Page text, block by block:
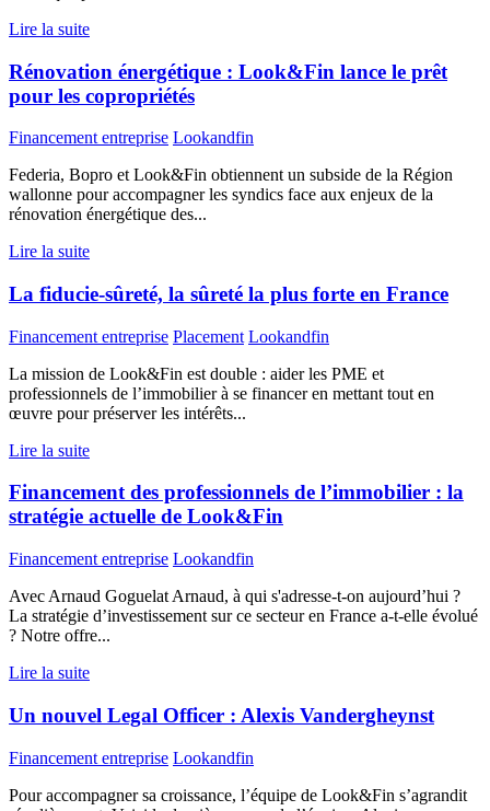
Lire la suite
Rénovation énergétique : Look&Fin lance le prêt
pour les copropriétés
Financement entreprise Lookandfin
Federia, Bopro et Look&Fin obtiennent un subside de la Région
wallonne pour accompagner les syndics face aux enjeux de la
rénovation énergétique des...
Lire la suite
La fiducie-sûreté, la sûreté la plus forte en France
Financement entreprise Placement Lookandfin
La mission de Look&Fin est double : aider les PME et
professionnels de l’immobilier à se financer en mettant tout en
œuvre pour préserver les intérêts...
Lire la suite
Financement des professionnels de l’immobilier : la
stratégie actuelle de Look&Fin
Financement entreprise Lookandfin
Avec Arnaud Goguelat Arnaud, à qui s'adresse-t-on aujourd’hui ?
La stratégie d’investissement sur ce secteur en France a-t-elle évolué
? Notre offre...
Lire la suite
Un nouvel Legal Officer : Alexis Vandergheynst
Financement entreprise Lookandfin
Pour accompagner sa croissance, l’équipe de Look&Fin s’agrandit